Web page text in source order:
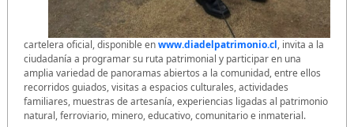
cartelera oficial, disponible enwww.diadelpatrimonio.cl, invita a la
ciudadanía a programar su ruta patrimonial y participar en una
amplia variedad de panoramas abiertos a la comunidad, entre ellos
recorridos guiados, visitas a espacios culturales, actividades
familiares, muestras de artesanía, experiencias ligadas al patrimonio
natural, ferroviario, minero, educativo, comunitario e inmaterial.